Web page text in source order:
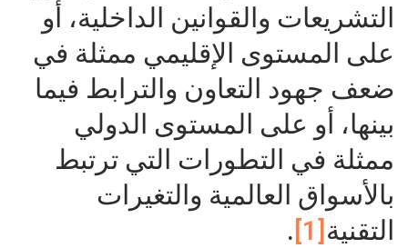
التشريعات والقوانين الداخلية، أو
على المستوى الإقليمي ممثلة في
ضعف جهود التعاون والترابط فيما
بينها، أو على المستوى الدولي
ممثلة في التطورات التي ترتبط
بالأسواق العالمية والتغيرات
التقنية [1]
.